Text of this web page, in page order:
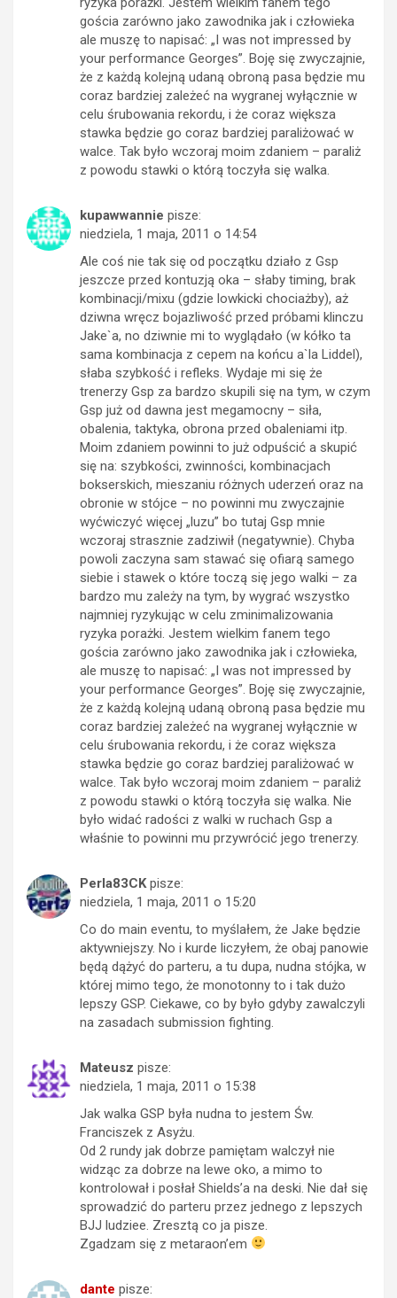
gościa zarówno jako zawodnika jak i człowieka
ale muszę to napisać: „I was not impressed by
your performance Georges”. Boję się zwyczajnie,
że z każdą kolejną udaną obroną pasa będzie mu
coraz bardziej zależeć na wygranej wyłącznie w
celu śrubowania rekordu, i że coraz większa
stawka będzie go coraz bardziej paraliżować w
walce. Tak było wczoraj moim zdaniem – paraliż
z powodu stawki o którą toczyła się walka.
kupawwannie pisze:
niedziela, 1 maja, 2011 o 14:54
Ale coś nie tak się od początku działo z Gsp
jeszcze przed kontuzją oka – słaby timing, brak
kombinacji/mixu (gdzie lowkicki chociażby), aż
dziwna wręcz bojazliwość przed próbami klinczu
Jake`a, no dziwnie mi to wyglądało (w kółko ta
sama kombinacja z cepem na końcu a`la Liddel),
słaba szybkość i refleks. Wydaje mi się że
trenerzy Gsp za bardzo skupili się na tym, w czym
Gsp już od dawna jest megamocny – siła,
obalenia, taktyka, obrona przed obaleniami itp.
Moim zdaniem powinni to już odpuścić a skupić
się na: szybkości, zwinności, kombinacjach
bokserskich, mieszaniu różnych uderzeń oraz na
obronie w stójce – no powinni mu zwyczajnie
wyćwiczyć więcej „luzu” bo tutaj Gsp mnie
wczoraj strasznie zadziwił (negatywnie). Chyba
powoli zaczyna sam stawać się ofiarą samego
siebie i stawek o które toczą się jego walki – za
bardzo mu zależy na tym, by wygrać wszystko
najmniej ryzykując w celu zminimalizowania
ryzyka porażki. Jestem wielkim fanem tego
gościa zarówno jako zawodnika jak i człowieka,
ale muszę to napisać: „I was not impressed by
your performance Georges”. Boję się zwyczajnie,
że z każdą kolejną udaną obroną pasa będzie mu
coraz bardziej zależeć na wygranej wyłącznie w
celu śrubowania rekordu, i że coraz większa
stawka będzie go coraz bardziej paraliżować w
walce. Tak było wczoraj moim zdaniem – paraliż
z powodu stawki o którą toczyła się walka. Nie
było widać radości z walki w ruchach Gsp a
właśnie to powinni mu przywrócić jego trenerzy.
Perla83CK pisze:
niedziela, 1 maja, 2011 o 15:20
Co do main eventu, to myślałem, że Jake będzie
aktywniejszy. No i kurde liczyłem, że obaj panowie
będą dążyć do parteru, a tu dupa, nudna stójka, w
której mimo tego, że monotonny to i tak dużo
lepszy GSP. Ciekawe, co by było gdyby zawalczyli
na zasadach submission fighting.
Mateusz pisze:
niedziela, 1 maja, 2011 o 15:38
Jak walka GSP była nudna to jestem Św.
Franciszek z Asyżu.
Od 2 rundy jak dobrze pamiętam walczył nie
widząc za dobrze na lewe oko, a mimo to
kontrolował i posłał Shields’a na deski. Nie dał się
sprowadzić do parteru przez jednego z lepszych
BJJ ludziee. Zresztą co ja pisze.
Zgadzam się z metaraon’em
dante pisze: